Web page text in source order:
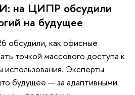
на ЦИПР обсудили
на будущее
обсудили, как офисные
точкой массового доступа к
использования. Эксперты
будущее — за адаптивными